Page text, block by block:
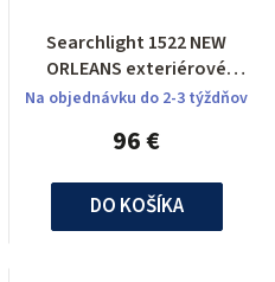
Searchlight 1522 NEW
ORLEANS exteriérové
svietidlo
Na objednávku do 2-3 týždňov
96 €
DO KOŠÍKA